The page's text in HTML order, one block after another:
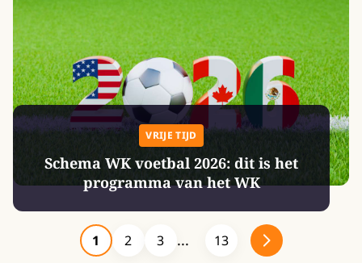
VRIJE TIJD
Schema WK voetbal 2026: dit is het
programma van het WK
1 2 3 13